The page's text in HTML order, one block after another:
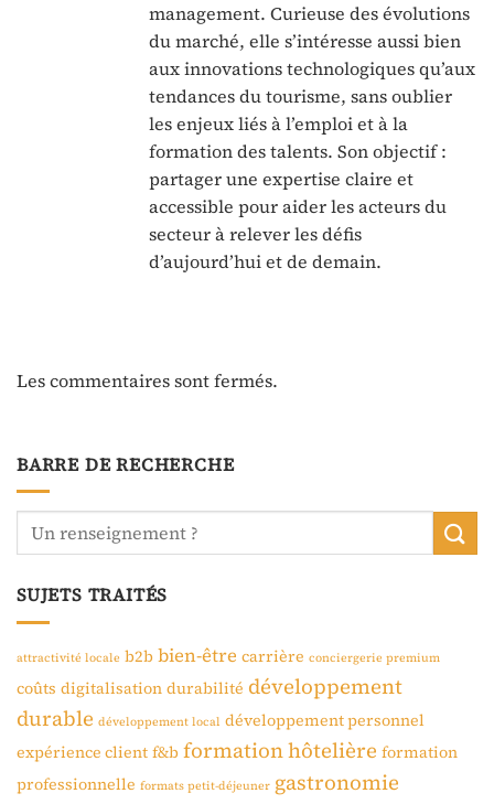
management. Curieuse des évolutions
du marché, elle s’intéresse aussi bien
aux innovations technologiques qu’aux
tendances du tourisme, sans oublier
les enjeux liés à l’emploi et à la
formation des talents. Son objectif :
partager une expertise claire et
accessible pour aider les acteurs du
secteur à relever les défis
d’aujourd’hui et de demain.
Les commentaires sont fermés.
BARRE DE RECHERCHE
SUJETS TRAITÉS
attractivité locale b2b bien-être carrière conciergerie premium
coûts digitalisation durabilité développement
durable développement local développement personnel
expérience client f&b formation hôtelière formation
professionnelle formats petit-déjeuner gastronomie